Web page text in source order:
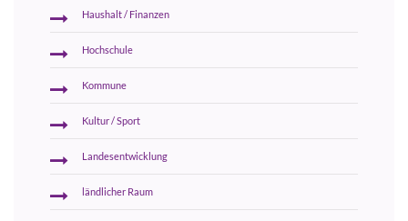
Haushalt / Finanzen
Hochschule
Kommune
Kultur / Sport
Landesentwicklung
ländlicher Raum